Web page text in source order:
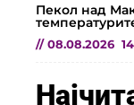
Пекол над
// 08.08.2026